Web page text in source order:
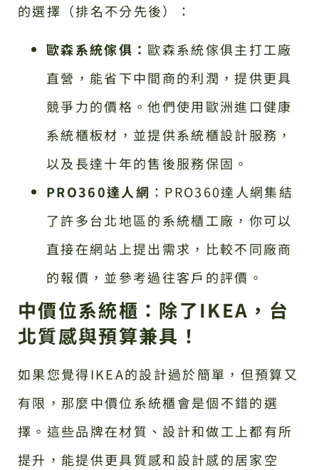
的選擇（排名不分先後）：
歐森系統傢俱：歐森系統傢俱主打工廠
直營，能省下中間商的利潤，提供更具
競爭力的價格。他們使用歐洲進口健康
系統櫃板材，並提供系統櫃設計服務，
以及長達十年的售後服務保固。
PRO360達人網 ：PRO360達人網集結
了許多台北地區的系統櫃工廠，你可以
直接在網站上提出需求，比較不同廠商
的報價，並參考過往客戶的評價。
中價位系統櫃：除了IKEA，台
北質感與預算兼具！
如果您覺得IKEA的設計過於簡單，但預算又
有限，那麼中價位系統櫃會是個不錯的選
擇。這些品牌在材質、設計和做工上都有所
提升，能提供更具質感和設計感的居家空